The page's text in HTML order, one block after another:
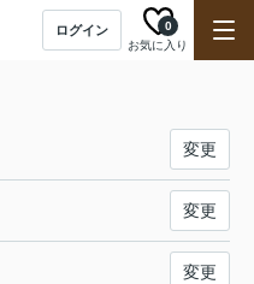
ログイン
お気に入り
0
変更
変更
変更